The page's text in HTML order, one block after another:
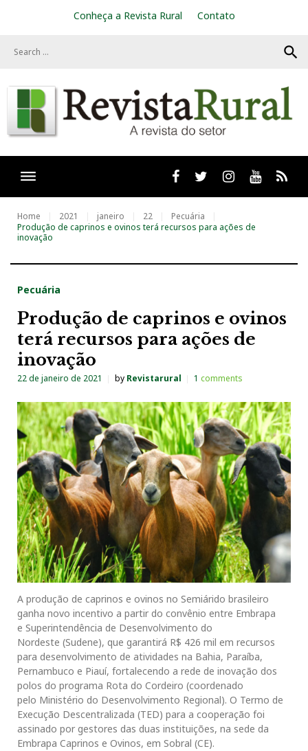
Conheça a Revista Rural Contato
search
Facebooktwitter Instagram
Youtube
Home 2021 janeiro 22
Pecuária
Produção de caprinos e ovinos terá recursos para ações de
inovação
Pecuária
Produção de caprinos e ovinos
terá recursos para ações de
inovação
22 de janeiro de 2021 by Revistarural 1 comments
A produção de caprinos e ovinos no Semiárido brasileiro
ganha novo incentivo a partir do convênio entre Embrapa
e Superintendência de Desenvolvimento do
Nordeste (Sudene), que garantirá R$ 426 mil em recursos
para desenvolvimento de atividades na Bahia, Paraíba,
Pernambuco e Piauí, fortalecendo a rede de inovação dos
polos do programa Rota do Cordeiro (coordenado
pelo Ministério do Desenvolvimento Regional). O Termo de
Execução Descentralizada (TED) para a cooperação foi
assinado por gestores das duas instituições, na sede da
Embrapa Caprinos e Ovinos, em Sobral (CE).